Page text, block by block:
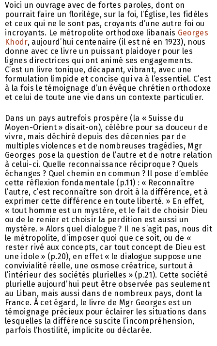
Voici un ouvrage avec de fortes paroles, dont on
pourrait faire un florilège, sur la foi, l’Église, les fidèles
et ceux qui ne le sont pas, croyants d’une autre foi ou
incroyants. Le métropolite orthodoxe libanais Georges
Khodr, aujourd’hui centenaire (il est né en 1923), nous
donne avec ce livre un puissant plaidoyer pour les
lignes directrices qui ont animé ses engagements.
C’est un livre tonique, décapant, vibrant, avec une
formulation limpide et concise qui va à l’essentiel. C’est
à la fois le témoignage d’un évêque chrétien orthodoxe
et celui de toute une vie dans un contexte particulier.
Dans un pays autrefois prospère (la « Suisse du
Moyen-Orient » disait-on), célèbre pour sa douceur de
vivre, mais déchiré depuis des décennies par de
multiples violences et de nombreuses tragédies, Mgr
Georges pose la question de l’autre et de notre relation
à celui-ci. Quelle reconnaissance réciproque ? Quels
échanges ? Quel chemin en commun ? Il pose d’emblée
cette réflexion fondamentale (p.11) : « Reconnaître
l’autre, c’est reconnaître son droit à la différence, et à
exprimer cette différence en toute liberté. » En effet,
« tout homme est un mystère, et le fait de choisir Dieu
ou de le renier et choisir la perdition est aussi un
mystère. » Alors quel dialogue ? Il ne s’agit pas, nous dit
le métropolite, d’imposer quoi que ce soit, ou de «
rester rivé aux concepts, car tout concept de Dieu est
une idole » (p.20), en effet « le dialogue suppose une
convivialité réelle, une osmose créatrice, surtout à
l’intérieur des sociétés plurielles » (p.21). Cette société
plurielle aujourd’hui peut être observée pas seulement
au Liban, mais aussi dans de nombreux pays, dont la
France. À cet égard, le livre de Mgr Georges est un
témoignage précieux pour éclairer les situations dans
lesquelles la différence suscite l’incompréhension,
parfois l’hostilité, implicite ou déclarée.